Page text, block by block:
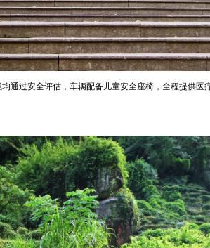
通过安全评估，车辆配备儿童安全座椅，全程提供医